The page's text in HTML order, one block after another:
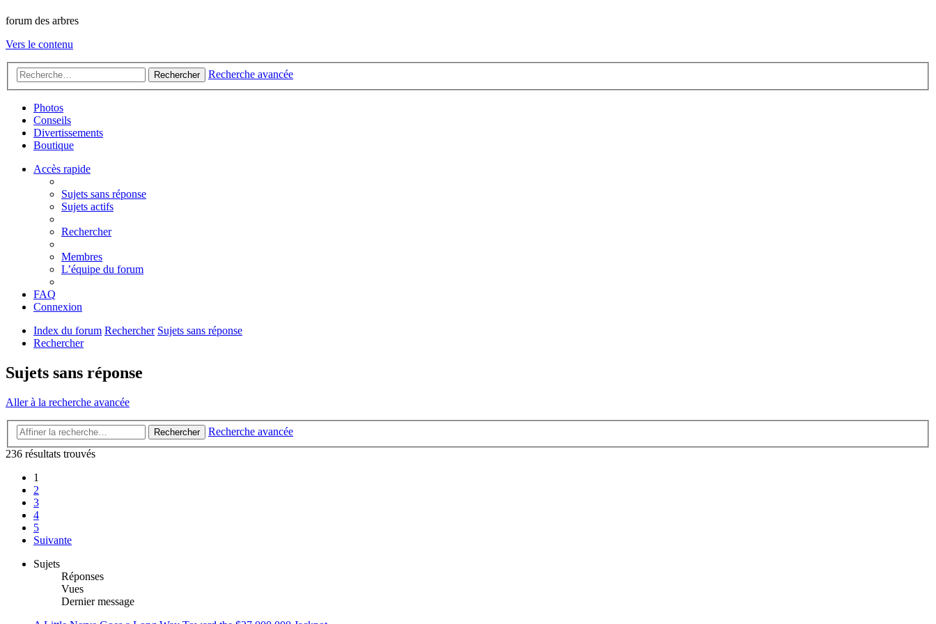
forum des arbres
Vers le contenu
Rechercher Recherche avancée
Photos
Conseils
Divertissements
Boutique
Accès rapide
Sujets sans réponse
Sujets actifs
Rechercher
Membres
L’équipe du forum
FAQ
Connexion
Index du forum Rechercher Sujets sans réponse
Rechercher
Sujets sans réponse
Aller à la recherche avancée
Rechercher
Recherche avancée
236 résultats trouvés
1
2
3
4
5
Suivante
Sujets
Réponses
Vues
Dernier message